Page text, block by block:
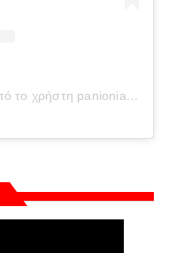
Η δημοσίευση κοινοποιήθηκε από το χρήστη panionianea.gr (@panionianea.gr)